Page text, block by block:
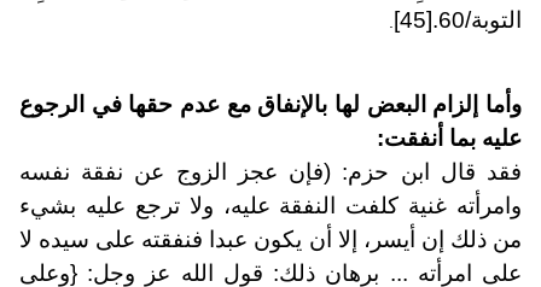
التوبة/60.
[45]
وأما إلزام البعض لها بالإنفاق مع عدم حقها في الرجوع
عليه بما أنفقت:
فقد قال ابن حزم: (فإن عجز الزوج عن نفقة نفسه
وامرأته غنية كلفت النفقة عليه، ولا ترجع عليه بشيء
من ذلك إن أيسر، إلا أن يكون عبدا فنفقته على سيده لا
على امرأته ... برهان ذلك: قول الله عز وجل: {وعلى